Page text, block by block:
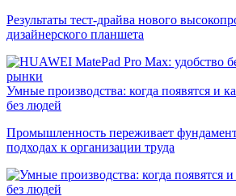
Результаты тест-драйва нового
дизайнерского планшета
рынки
Умные производства: когда появятся и
без людей
Промышленность переживает
подходах к организации труда